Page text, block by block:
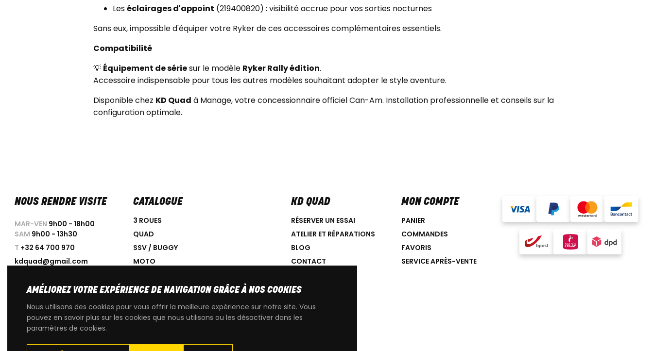
Leséclairages d'appoint (219400820) : visibilité accrue pour vos sorties nocturnes
Sans eux, impossible d'équiper votre Ryker de ces accessoires complémentaires essentiels.
Compatibilité
💡 Équipement de sériesur le modèle Ryker Rally édition.
Accessoire indispensable pour tous les autres modèles souhaitant adopter le style aventure.
Disponible chez KD Quad à Manage, votre concessionnaire officiel Can-Am. Installation professionnelle et conseils sur la
configuration optimale.
NOUS RENDRE VISITE
MAR-VEN 9h00 - 18h00
SAM 9h00 - 13h30
T +32 64 700 970
kdquad@gmail.com
CATALOGUE
3 ROUES
QUAD
SSV / BUGGY
MOTO
ACCESSOIRES
PROMOTIONS
OCCASIONS
KD QUAD
RÉSERVER UN ESSAI
ATELIER ET RÉPARATIONS
BLOG
CONTACT
MON COMPTE
PANIER
COMMANDES
FAVORIS
SERVICE APRÈS-VENTE
AMÉLIOREZ VOTRE EXPÉRIENCE DE NAVIGATION GRÂCE À NOS COOKIES
Nous utilisons des cookies pour vous offrir la meilleure expérience sur notre site. Vous
pouvez en savoir plus sur les cookies que nous utilisons ou les désactiver dans les
paramètres de cookies.